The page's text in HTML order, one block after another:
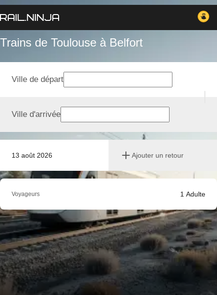
Trains de Toulouse à Belfort
13 août 2026 Ajouter un retour
Ville de départ
Ville d'arrivée
Voyageurs 1 Adulte